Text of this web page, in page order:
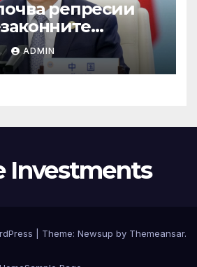
репресии
сектора на TCM
ADMIN
Investments
Theme: Newsup by Themeansar.